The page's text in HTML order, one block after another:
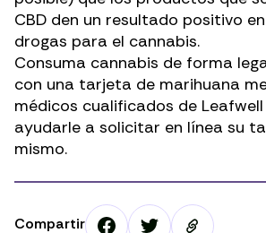
CBD den un resultado positivo
drogas para el cannabis.
Consuma cannabis de forma
con una tarjeta de marihuana
médicos cualificados de
ayudarle a solicitar en línea su
mismo.
Compartir